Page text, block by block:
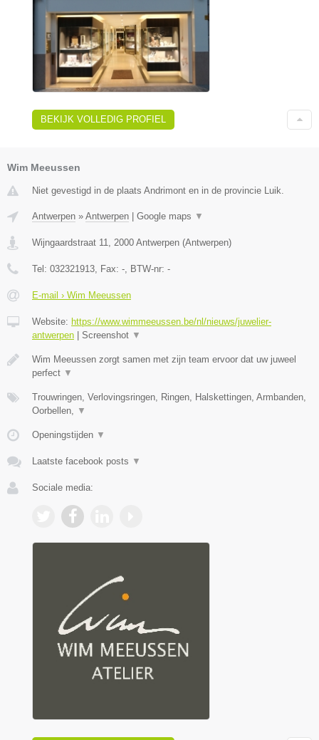
BEKIJK VOLLEDIG PROFIEL
Wim Meeussen
Niet gevestigd in de plaats Andrimont en in de provincie Luik.
Antwerpen » Antwerpen Google maps ▼
Wijngaardstraat 11 2000 Antwerpen (Antwerpen)
Tel: 032321913 , Fax: - , BTW-nr: -
E-mail › Wim Meeussen
Website: https://www.wimmeeussen.be/nl/nieuws/juwelier-
antwerpen
Screenshot ▼
Wim Meeussen zorgt samen met zijn team ervoor dat uw juweel
perfect ▼
Trouwringen, Verlovingsringen, Ringen, Halskettingen, Armbanden,
Oorbellen,
▼
Openingstijden ▼
Laatste facebook posts ▼
Sociale media: